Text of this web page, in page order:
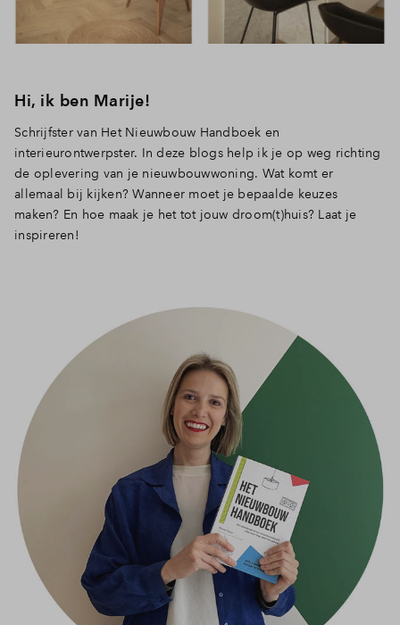
Hi, ik ben Marije!
Schrijfster van Het Nieuwbouw Handboek en
interieurontwerpster. In deze blogs help ik je op weg richting
de oplevering van je nieuwbouwwoning. Wat komt er
allemaal bij kijken? Wanneer moet je bepaalde keuzes
maken? En hoe maak je het tot jouw droom(t)huis? Laat je
inspireren!